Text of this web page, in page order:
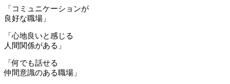
「コミュニケーションが
良好な職場」
「心地良いと感じる
人間関係がある」
「何でも話せる
仲間意識のある職場」